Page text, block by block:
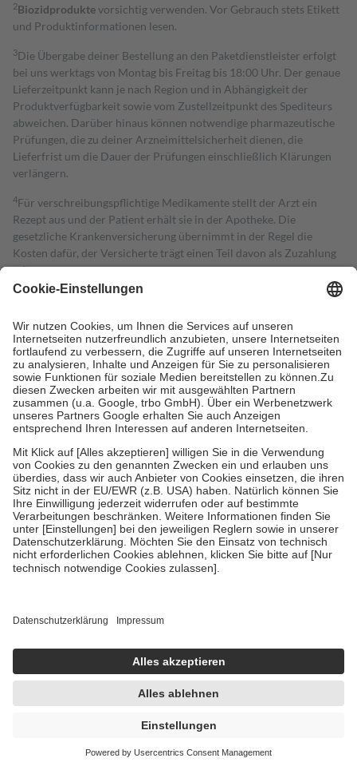
2Biozidproduktevorsichtig verwenden. Vor Gebrauch stets Etikett
und Produktinformationen lesen.
3Die Übergabe deiner Bestellung an den Paketdienstleister erfolgt
bei uns werktags von Montag bis Freitag bis 18:00 Uhr. Der genaue
Lieferzeitpunkt kann je nach Region und in Abhängigkeit der
Produktverfügbarkeit sowie vom Zustellzeitpunkt des Spediteurs
abweichen. Darüber hinaus können notwendige pharmazeutische
Prüfungen, die zu deiner Arzneimittelsicherheit dienen, die
Lieferfrist um die Dauer der Prüfungen einschließlich Klärungen
verlängern.
4Für verschreibungspflichtige Medikamente stellt der Arzt ein
Rezept aus und der Patient erhält sie in der Apotheke. Die
gesetzliche Krankenversicherung übernimmt in der Regel die
Kosten dafür, der Versicherte trägt einen Teil davon als Zuzahlung
mit.
Grundsätzlich leisten Mitglieder Zuzahlungen in Höhe von zehn
höchstens zehn Euro.
Es sind jedoch nie mehr als die tatsächlichen
Kosten der Leistung zu entrichten.
Diese Regeln gelten grundsätzlich auch für Online-Apotheken.
Bei Heilmitteln und häuslicher Krankenpflege beträgt die
Zuzahlung zehn Prozent der Kosten sowie zehn Euro je
Verordnung.
Um das Engagement der Versicherten für ihre eigene Gesundheit zu
stärken und die besondere Stellung der Familie zu unterstützen,
fallenkeine Zuzahlungenan bei:
• Kindern und Jugendlichen bis zum vollendeten 18. Lebensjahr
mit Ausnahme der Fahrkosten
• Untersuchungen zur Vorsorge und Früherkennung, die von der
GKV getragen werden
• empfohlenen Schutzimpfungen
• Harn- und Blutteststreifen
getroffen, um sicherzustellen, dass es sich um echte Bewertungen
https://help.etrusted.com/hc/de/articles/4419944605341
Einige Bilder und Inhalte wurden unter Zuhilfenahme künstlicher